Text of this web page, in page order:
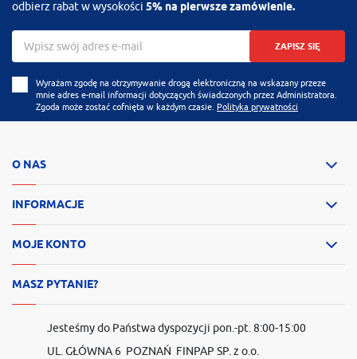
odbierz rabat w wysokości 5% na pierwsze zamówienie.
ZAPISZ SIĘ
Wyrażam zgodę na otrzymywanie drogą elektroniczną na wskazany przeze
mnie adres e-mail informacji dotyczących świadczonych przez Administratora.
Zgoda może zostać cofnięta w każdym czasie. Polityka prywatności
O NAS
INFORMACJE
MOJE KONTO
MASZ PYTANIE?
Jesteśmy do Państwa dyspozycji pon.-pt. 8:00-15:00
UL. GŁÓWNA 6 POZNAŃ FINPAP SP. z o.o.